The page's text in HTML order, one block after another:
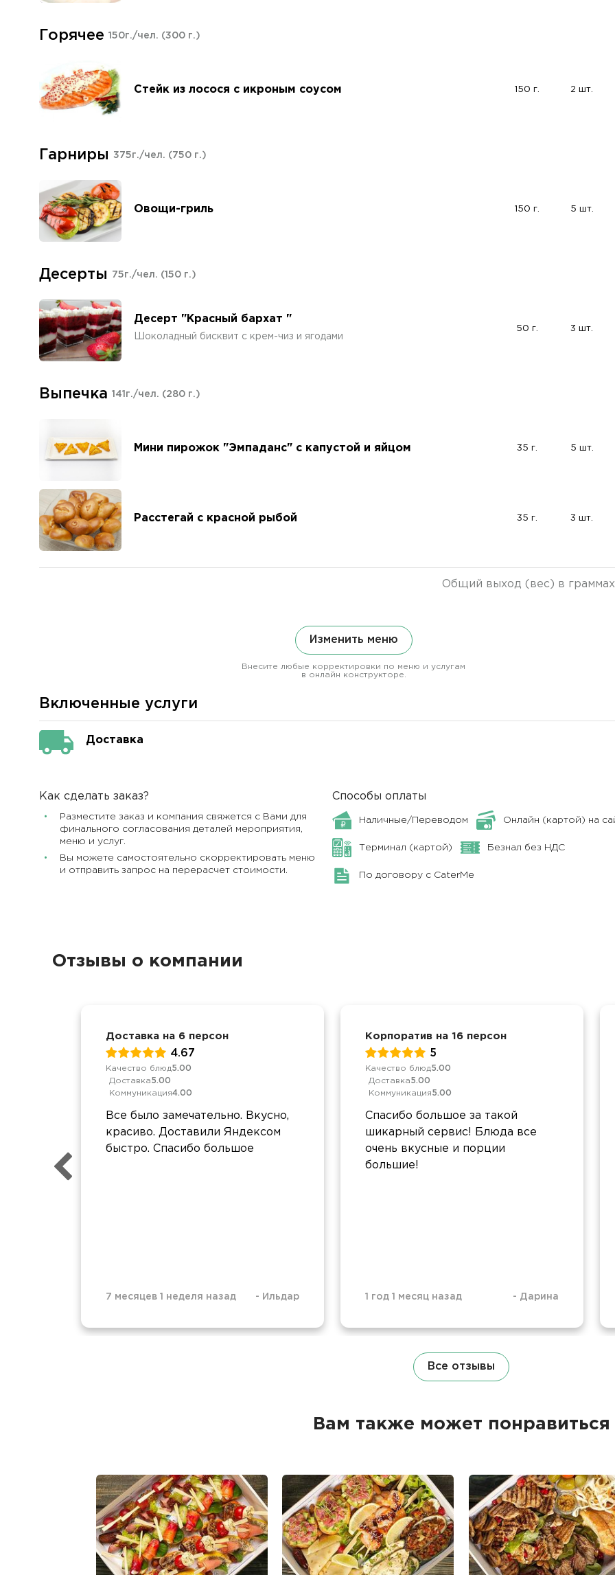
Горячее 150г./чел. (300 г.)
Стейк из лосося с икроным соусом 150 г. 2 шт.
Гарниры 375г./чел. (750 г.)
Овощи-гриль 150 г. 5 шт.
Десерты 75г./чел. (150 г.)
Десерт "Красный бархат "
Шоколадный бисквит с крем-чиз и ягодами
50 г. 3 шт.
Выпечка 141г./чел. (280 г.)
Мини пирожок "Эмпаданс" с капустой и яйцом 35 г. 5 шт.
Расстегай с красной рыбой 35 г. 3 шт.
Общий выход (вес) в
Изменить меню
Внесите любые корректировки по меню и услугам
в онлайн конструкторе.
Включенные услуги
Доставка
Как сделать заказ?
Разместите заказ и компания свяжется с Вами для
финального согласования деталей мероприятия,
меню и услуг.
Вы можете самостоятельно скорректировать меню
и отправить запрос на перерасчет стоимости.
Способы оплаты
Наличные/Переводом Онлайн (картой) на
Терминал (картой) Безнал без НДС
По договору с CaterMe
Отзывы о компании
Доставка на 6 персон
4.67
Качество блюд5.00
Доставка5.00
Коммуникация4.00
Все было замечательно. Вкусно,
красиво. Доставили Яндексом
быстро. Спасибо большое
7 месяцев 1 неделя назад - Ильдар
Корпоратив на 16 персон
5
Качество блюд5.00
Доставка5.00
Коммуникация5.00
Спасибо большое за такой
шикарный сервис! Блюда все
очень вкусные и порции
большие!
1 год 1 месяц назад - Дарина
Все отзывы
Вам также может понравиться